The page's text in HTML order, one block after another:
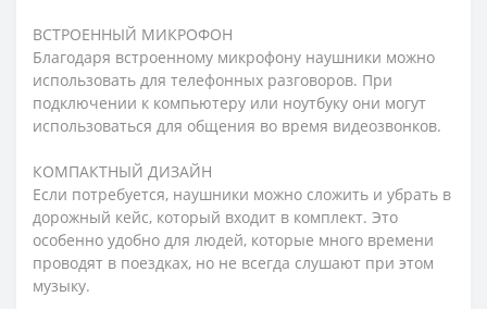
ВСТРОЕННЫЙ МИКРОФОН
Благодаря встроенному микрофону наушники можно
использовать для телефонных разговоров. При
подключении к компьютеру или ноутбуку они могут
использоваться для общения во время видеозвонков.
КОМПАКТНЫЙ ДИЗАЙН
Если потребуется, наушники можно сложить и убрать в
дорожный кейс, который входит в комплект. Это
особенно удобно для людей, которые много времени
проводят в поездках, но не всегда слушают при этом
музыку.